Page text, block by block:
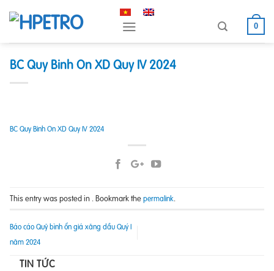
content
0
TIN TỨC
BC Quy Binh On XD Quy IV 2024
BC Quy Binh On XD Quy IV 2024
This entry was posted in . Bookmark thepermalink.
Báo cáo Quỹ bình ổn giá xăng dầu Quý I
năm 2024